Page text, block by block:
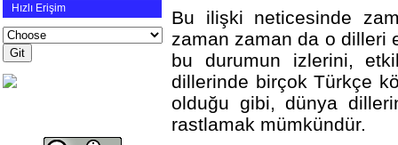
Hızlı Erişim
Bu ilişki neticesinde
zaman zaman da o dilleri
bu durumun izlerini,
dillerinde birçok Türkçe
olduğu gibi, dünya
rastlamak mümkündür.